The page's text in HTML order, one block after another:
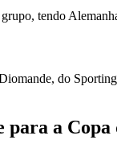
tendo
do
para a